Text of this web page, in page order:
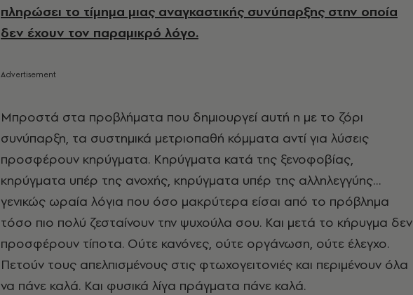
πληρώσει το τίμημα μιας αναγκαστικής συνύπαρξης στην οποία
δεν έχουν τον παραμικρό λόγο.
Μπροστά στα προβλήματα που δημιουργεί αυτή η με το ζόρι
συνύπαρξη, τα συστημικά μετριοπαθή κόμματα αντί για λύσεις
προσφέρουν κηρύγματα. Κηρύγματα κατά της ξενοφοβίας,
κηρύγματα υπέρ της ανοχής, κηρύγματα υπέρ της αλληλεγγύης…
γενικώς ωραία λόγια που όσο μακρύτερα είσαι από το πρόβλημα
τόσο πιο πολύ ζεσταίνουν την ψυχούλα σου. Και μετά το κήρυγμα δεν
προσφέρουν τίποτα. Ούτε κανόνες, ούτε οργάνωση, ούτε έλεγχο.
Πετούν τους απελπισμένους στις φτωχογειτονιές και περιμένουν όλα
να πάνε καλά. Και φυσικά λίγα πράγματα πάνε καλά.